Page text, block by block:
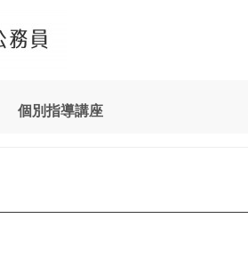
個別指導講座